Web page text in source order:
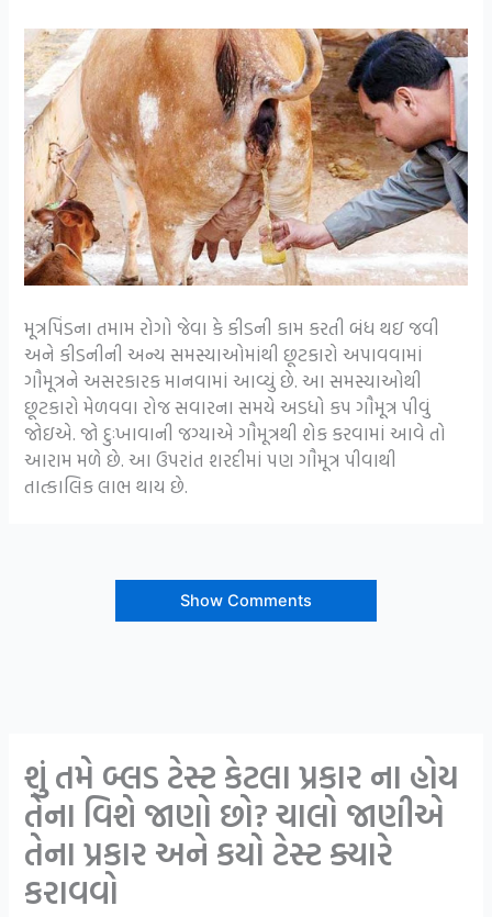
મૂત્રપિંડના તમામ રોગો જેવા કે કીડની કામ કરતી બંધ થઇ જવી
અને કીડનીની અન્ય સમસ્યાઓમાંથી છૂટકારો અપાવવામાં
ગૌમૂત્રને અસરકારક માનવામાં આવ્યું છે. આ સમસ્યાઓથી
છૂટકારો મેળવવા રોજ સવારના સમયે અડધો કપ ગૌમૂત્ર પીવું
જોઇએ. જો દુઃખાવાની જગ્યાએ ગૌમૂત્રથી શેક કરવામાં આવે તો
આરામ મળે છે. આ ઉપરાંત શરદીમાં પણ ગૌમૂત્ર પીવાથી
તાત્કાલિક લાભ થાય છે.
Show Comments
શું તમે બ્લડ ટેસ્ટ કેટલા પ્રકાર ના હોય
તેના વિશે જાણો છો? ચાલો જાણીએ
તેના પ્રકાર અને કયો ટેસ્ટ ક્યારે
કરાવવો